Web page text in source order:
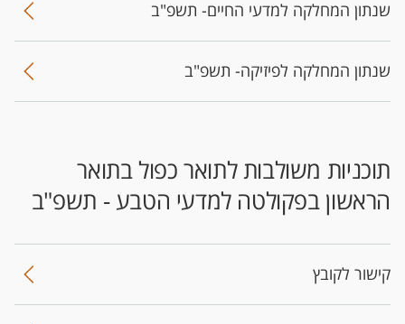
שנתון המחלקה למדעי החיים- תשפ"ב
שנתון המחלקה לפיזיקה- תשפ"ב
​תוכניות משולבות לתואר כפול בתואר
הראשון בפקולטה למדעי הטבע - תשפ"ב
קישור לקובץ